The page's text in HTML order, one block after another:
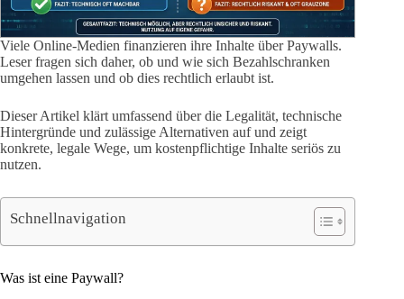
Viele Online-Medien finanzieren ihre Inhalte über Paywalls.
Leser fragen sich daher, ob und wie sich Bezahlschranken
umgehen lassen und ob dies rechtlich erlaubt ist.
Dieser Artikel klärt umfassend über die Legalität, technische
Hintergründe und zulässige Alternativen auf und zeigt
konkrete, legale Wege, um kostenpflichtige Inhalte seriös zu
nutzen.
Schnellnavigation
Was ist eine Paywall?